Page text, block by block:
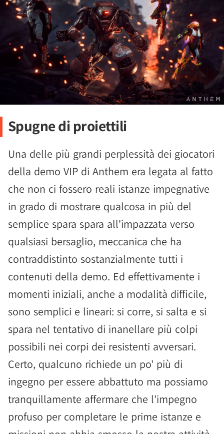
Spugne di proiettili
Una delle più grandi perplessità dei giocatori
della demo VIP di Anthem era legata al fatto
che non ci fossero reali istanze impegnative
in grado di mostrare qualcosa in più del
semplice spara spara all'impazzata verso
qualsiasi bersaglio, meccanica che ha
contraddistinto sostanzialmente tutti i
contenuti della demo. Ed effettivamente i
momenti iniziali, anche a modalità difficile,
sono semplici e lineari: si corre, si salta e si
spara nel tentativo di inanellare più colpi
possibili nei corpi dei resistenti avversari.
Certo, qualcuno richiede un po' più di
ingegno per essere abbattuto ma possiamo
tranquillamente affermare che l'impegno
profuso per completare le prime istanze e